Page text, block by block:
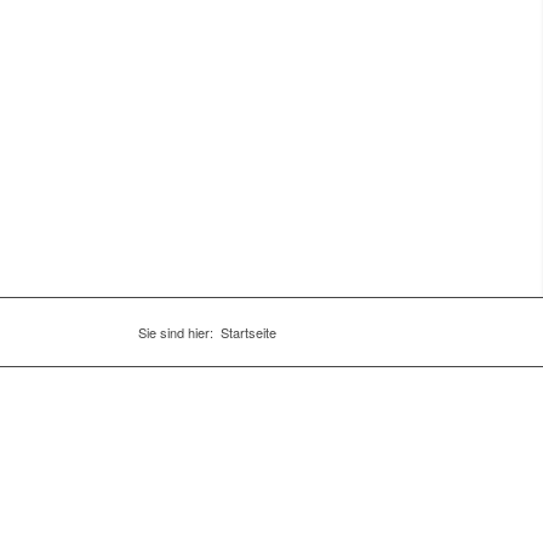
Sie sind hier: Startseite